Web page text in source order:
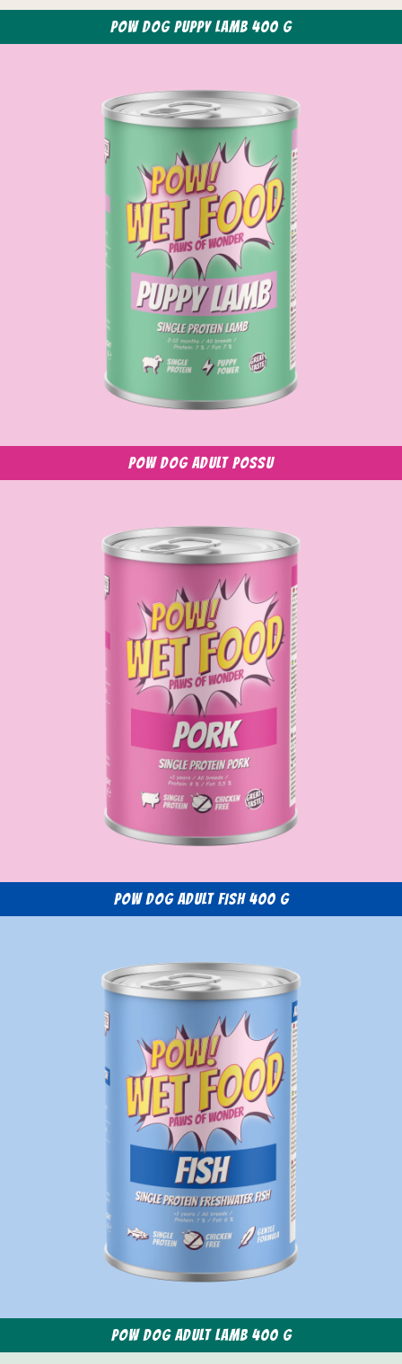
POW Dog Puppy Lamb 400 g
POW Dog Adult possu
POW Dog Adult Fish 400 g
POW Dog Adult Lamb 400 g